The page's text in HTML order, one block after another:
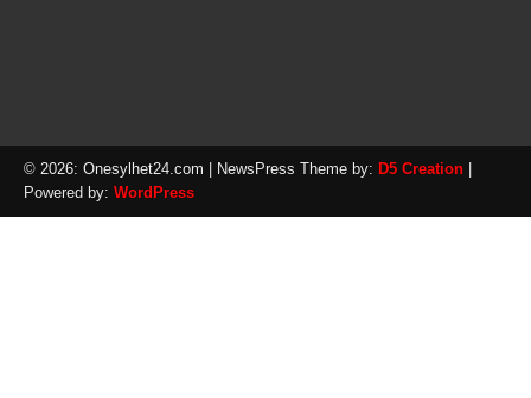
© 2026: Onesylhet24.com | NewsPress Theme by: D5 Creation
Powered by: WordPress